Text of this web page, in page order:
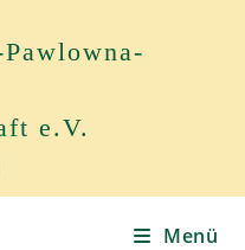
e.V.
Menü